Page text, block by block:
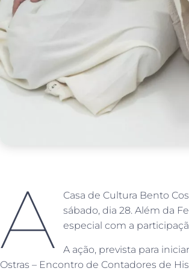
A
Casa de Cultura Bento
sábado, dia 28. Além da
especial com a
A ação, prevista para
Ostras – Encontro de Contadores de